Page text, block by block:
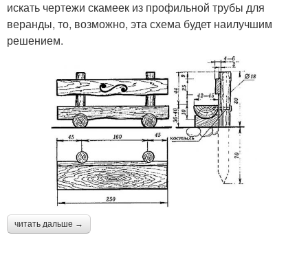
искать чертежи скамеек из профильной трубы для
веранды, то, возможно, эта схема будет наилучшим
решением.
читать дальше →